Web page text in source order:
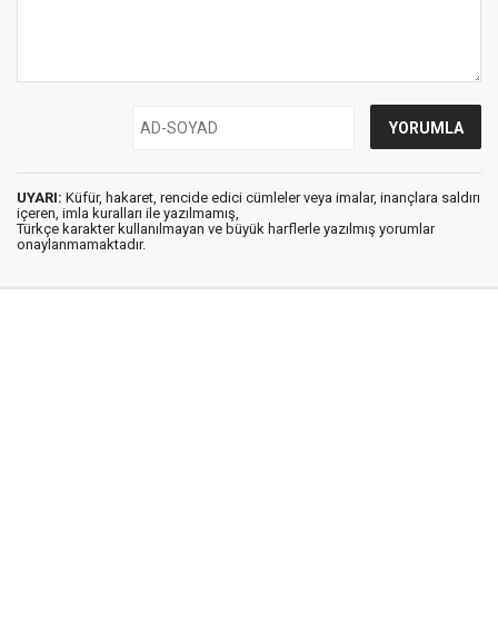
UYARI: Küfür, hakaret, rencide edici cümleler veya imalar, inançlara saldırı
içeren, imla kuralları ile yazılmamış,
Türkçe karakter kullanılmayan ve büyük harflerle yazılmış yorumlar
onaylanmamaktadır.